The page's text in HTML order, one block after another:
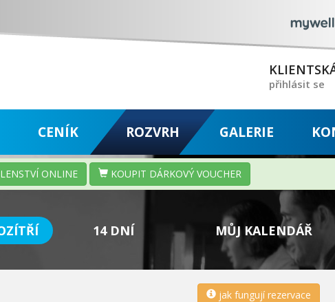
14 DNÍ MŮJ KALENDÁŘ
jak fungují rezervace
přihlásit se
CENÍK ROZVRH GALERIE
ONLINE KOUPIT DÁRKOVÝ VOUCHER